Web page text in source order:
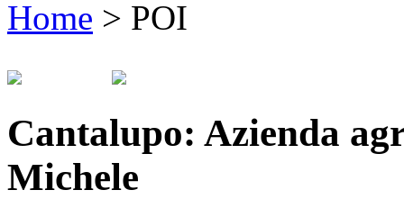
Home > POI
Cantalupo: Azienda
Michele